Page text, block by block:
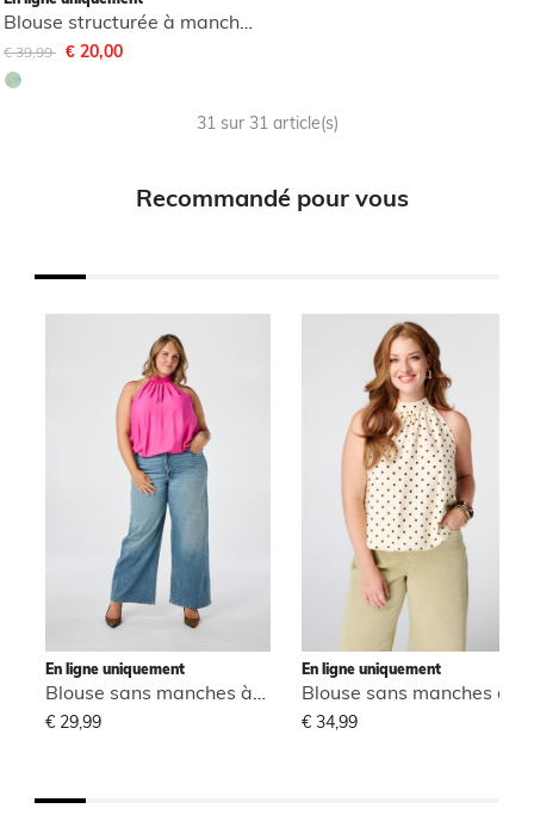
Blouse structurée à manches ballon
Remise de
€ 39,99 € 20,00
31 sur 31 article(s)
Recommandé pour vous
En ligne uniquement
Blouse sans manches à col montant
€ 29,99
En ligne uniquement
€ 34,99